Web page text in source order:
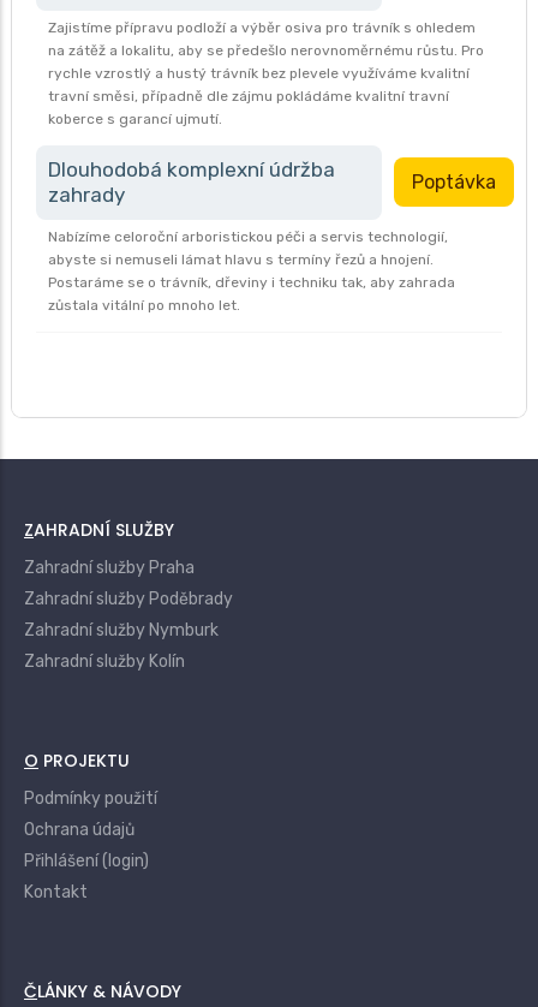
Zajistíme přípravu podloží a výběr osiva pro trávník s ohledem
na zátěž a lokalitu, aby se předešlo nerovnoměrnému růstu. Pro
rychle vzrostlý a hustý trávník bez plevele využíváme kvalitní
travní směsi, případně dle zájmu pokládáme kvalitní travní
koberce s garancí ujmutí.
Dlouhodobá komplexní údržba
zahrady
Poptávka
Nabízíme celoroční arboristickou péči a servis technologií,
abyste si nemuseli lámat hlavu s termíny řezů a hnojení.
Postaráme se o trávník, dřeviny i techniku tak, aby zahrada
zůstala vitální po mnoho let.
ZAHRADNÍ SLUŽBY
Zahradní služby Praha
Zahradní služby Poděbrady
Zahradní služby Nymburk
Zahradní služby Kolín
O PROJEKTU
Podmínky použití
Ochrana údajů
Přihlášení (login)
Kontakt
ČLÁNKY & NÁVODY